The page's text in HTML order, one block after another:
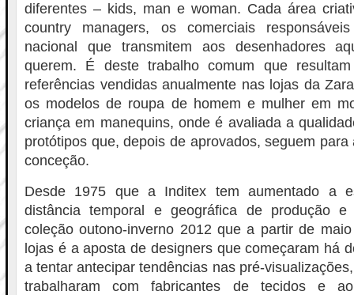
diferentes – kids, man e woman. Cada área
country managers, os comerciais
nacional que transmitem aos desenhadores
querem. É deste trabalho comum que
referências vendidas anualmente nas lojas da
os modelos de roupa de homem e mulher em
criança em manequins, onde é avaliada a
protótipos que, depois de aprovados, seguem
conceção.
Desde 1975 que a Inditex tem aumentado a
distância temporal e geográfica de produção
coleção outono-inverno 2012 que a partir de
lojas é a aposta de designers que começaram há
a tentar antecipar tendências nas pré-
trabalharam com fabricantes de tecidos e